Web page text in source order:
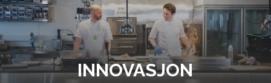
INNOVASJON